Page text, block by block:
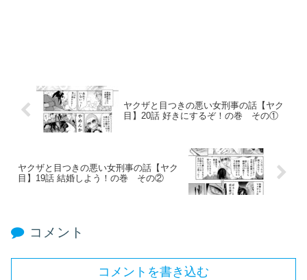
ヤクザと目つきの悪い女刑事の話【ヤク
目】20話 好きにするぞ！の巻​ その①
ヤクザと目つきの悪い女刑事の話【ヤク
目】19話 結婚しよう！の巻​ その②
コメント
コメントを書き込む